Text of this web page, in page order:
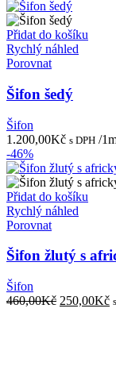
Přidat do košíku
Rychlý náhled
Porovnat
Šifon šedý
Šifon
1.200,00Kč s DPH /
-46%
Přidat do košíku
Rychlý náhled
Porovnat
Šifon žlutý s
Šifon
460,00Kč Původní
250,00Kč